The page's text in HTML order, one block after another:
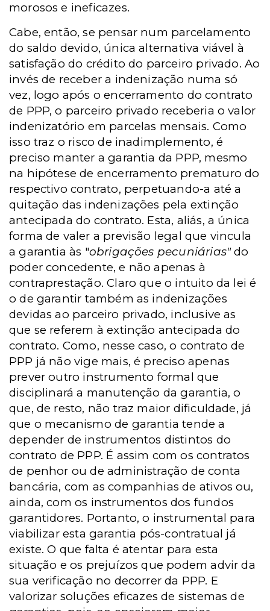
morosos e ineficazes.
Cabe, então, se pensar num parcelamento
do saldo devido, única alternativa viável à
satisfação do crédito do parceiro privado. Ao
invés de receber a indenização numa só
vez, logo após o encerramento do contrato
de PPP, o parceiro privado receberia o valor
indenizatório em parcelas mensais. Como
isso traz o risco de inadimplemento, é
preciso manter a garantia da PPP, mesmo
na hipótese de encerramento prematuro do
respectivo contrato, perpetuando-a até a
quitação das indenizações pela extinção
antecipada do contrato. Esta, aliás, a única
forma de valer a previsão legal que vincula
a garantia às "obrigações pecuniárias"do
poder concedente, e não apenas à
contraprestação. Claro que o intuito da lei é
o de garantir também as indenizações
devidas ao parceiro privado, inclusive as
que se referem à extinção antecipada do
contrato. Como, nesse caso, o contrato de
PPP já não vige mais, é preciso apenas
prever outro instrumento formal que
disciplinará a manutenção da garantia, o
que, de resto, não traz maior dificuldade, já
que o mecanismo de garantia tende a
depender de instrumentos distintos do
contrato de PPP. É assim com os contratos
de penhor ou de administração de conta
bancária, com as companhias de ativos ou,
ainda, com os instrumentos dos fundos
garantidores. Portanto, o instrumental para
viabilizar esta garantia pós-contratual já
existe. O que falta é atentar para esta
situação e os prejuízos que podem advir da
sua verificação no decorrer da PPP. E
valorizar soluções eficazes de sistemas de